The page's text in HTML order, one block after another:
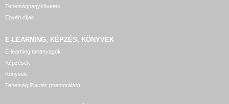
Tehetségnagykövetek
Egyéb díjak
E-LEARNING, KÉPZÉS, KÖNYVEK
E-learning tananyagok
Képzések
Könyvek
Tehetség Piactér (mentorálás)